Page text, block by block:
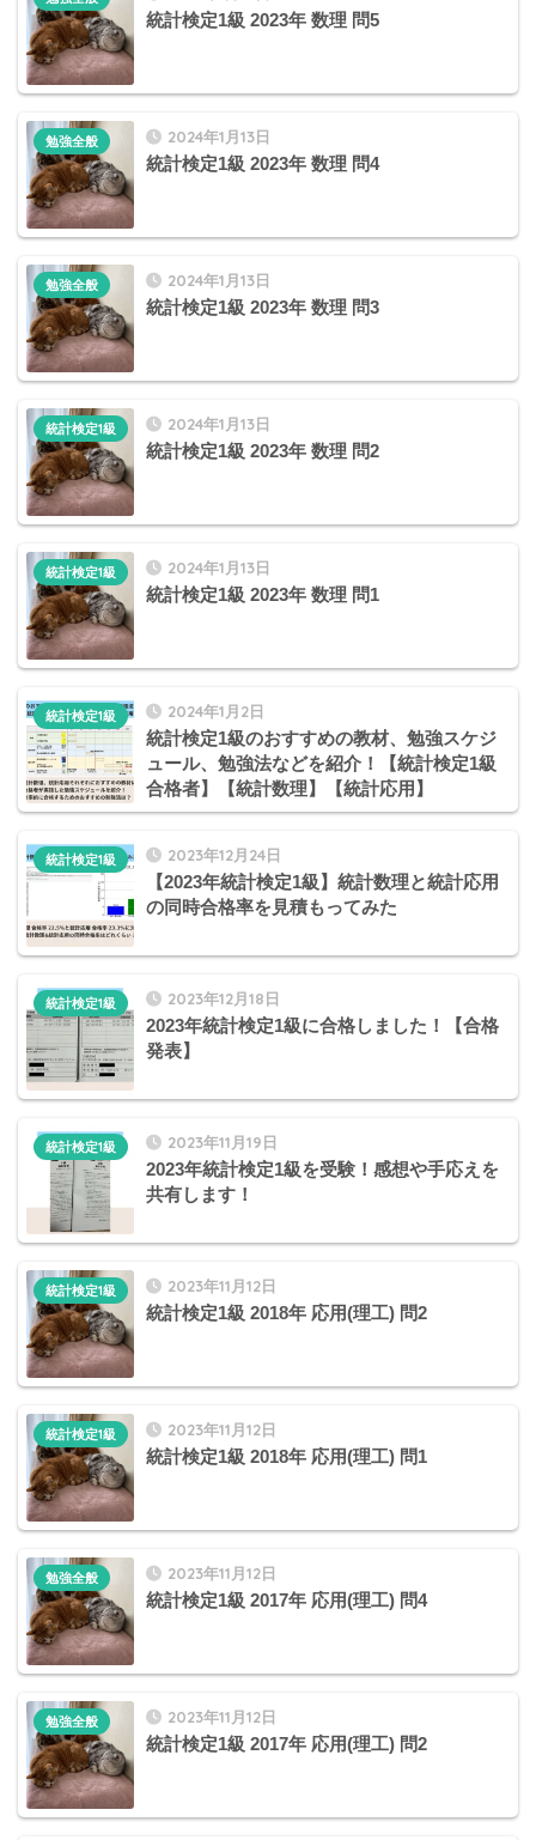
統計検定1級 2023年 数理 問5
2024年1月13日
統計検定1級 2023年 数理 問4
勉強全般
2024年1月13日
統計検定1級 2023年 数理 問3
勉強全般
2024年1月13日
統計検定1級 2023年 数理 問2
統計検定1級
2024年1月13日
統計検定1級 2023年 数理 問1
統計検定1級
2024年1月2日
統計検定1級のおすすめの教材、勉強スケジ
ュール、勉強法などを紹介！【統計検定1級
合格者】【統計数理】【統計応用】
統計検定1級
2023年12月24日
【2023年統計検定1級】統計数理と統計応用
の同時合格率を見積もってみた
統計検定1級
2023年12月18日
2023年統計検定1級に合格しました！【合格
発表】
統計検定1級
2023年11月19日
2023年統計検定1級を受験！感想や手応えを
共有します！
統計検定1級
2023年11月12日
統計検定1級 2018年 応用(理工) 問2
統計検定1級
2023年11月12日
統計検定1級 2018年 応用(理工) 問1
統計検定1級
2023年11月12日
統計検定1級 2017年 応用(理工) 問4
勉強全般
2023年11月12日
統計検定1級 2017年 応用(理工) 問2
勉強全般